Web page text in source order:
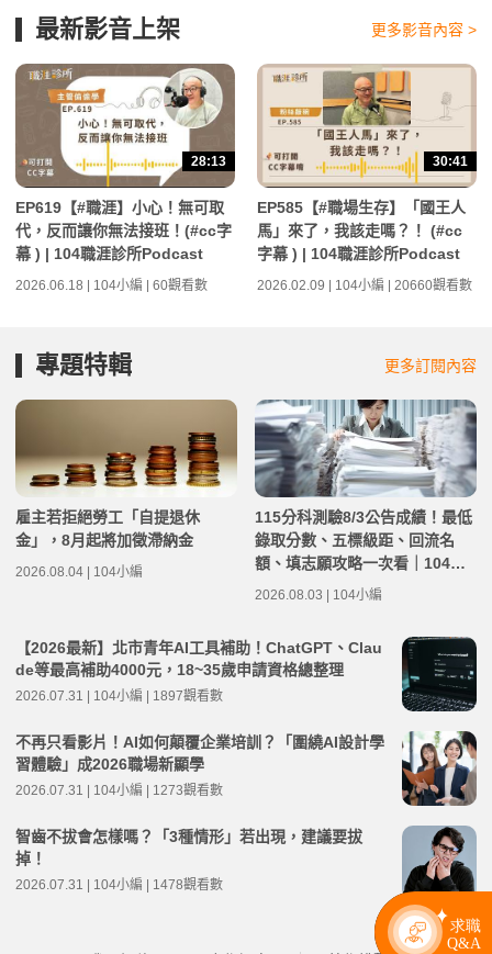
最新影音上架 更多影音內容 >
28:13
EP619【#職涯】小心！無可取
代，反而讓你無法接班！(#cc字
幕 ) | 104職涯診所Podcast
2026.06.18 | 104小編 | 60觀看數
30:41
EP585【#職場生存】「國王人
馬」來了，我該走嗎？！ (#cc
字幕 ) | 104職涯診所Podcast
2026.02.09 | 104小編 | 20660觀看數
專題特輯 更多訂閱內容
雇主若拒絕勞工「自提退休
金」，8月起將加徵滯納金
2026.08.04 | 104小編
115分科測驗8/3公告成績！最低
錄取分數、五標級距、回流名
額、填志願攻略一次看｜104落
點分析
2026.08.03 | 104小編
【2026最新】北市青年AI工具補助！ChatGPT、Clau
de等最高補助4000元，18~35歲申請資格總整理
2026.07.31 | 104小編 | 1897觀看數
不再只看影片！AI如何顛覆企業培訓？「圍繞AI設計學
習體驗」成2026職場新顯學
2026.07.31 | 104小編 | 1273觀看數
智齒不拔會怎樣嗎？「3種情形」若出現，建議要拔
掉！
2026.07.31 | 104小編 | 1478觀看數